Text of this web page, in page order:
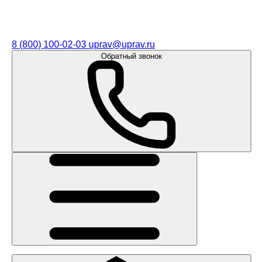
8 (800) 100-02-03 uprav@uprav.ru
Обратный звонок